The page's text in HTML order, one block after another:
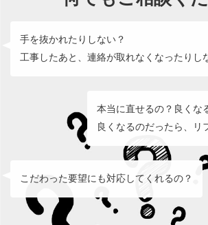
手を抜かれたりしない？
工事したあと、連絡が取れなくなったりし
本当に直せるの？良くな
良くなるのだったら、リ
こだわった要望にも対応してくれるの？